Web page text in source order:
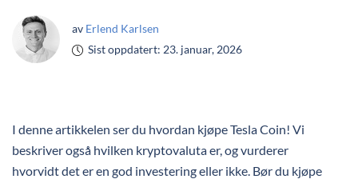
av Erlend Karlsen
Sist oppdatert: 23. januar, 2026
I denne artikkelen ser du hvordan kjøpe Tesla Coin! Vi
beskriver også hvilken kryptovaluta er, og vurderer
hvorvidt det er en god investering eller ikke. Bør du kjøpe